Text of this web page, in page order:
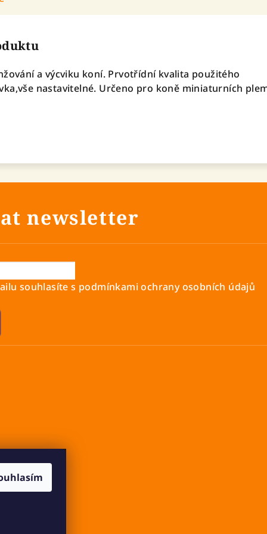
a výcviku koní. Prvotřídní kvalita použitého
nastavitelné. Určeno pro koně miniaturních
newsletter
souhlasíte s podmínkami ochrany osobních údajů